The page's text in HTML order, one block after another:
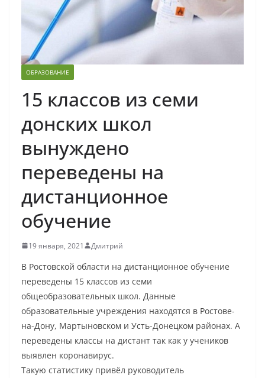
ОБРАЗОВАНИЕ
15 классов из семи
донских школ
вынуждено
переведены на
дистанционное
обучение
19 января, 2021 Дмитрий
В Ростовской области на дистанционное обучение
переведены 15 классов из семи
общеобразовательных школ. Данные
образовательные учреждения находятся в Ростове-
на-Дону, Мартыновском и Усть-Донецком районах. А
переведены классы на дистант так как у учеников
выявлен коронавирус.
Такую статистику привёл руководитель